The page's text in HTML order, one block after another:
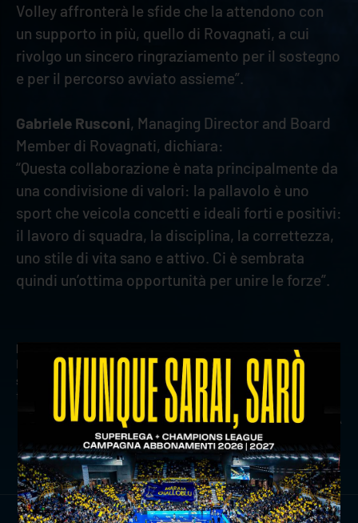
Volley affronterà le sfide che la attendono con
un supporto in più, quello di Rovagnati, a cui
rivolgo un sincero ringraziamento per il sostegno
e per il percorso avviato assieme”.
Gabriele Rusconi, Managing Director and Board
Member di Rovagnati, dichiara:
“Questa collaborazione è nata principalmente da
una condivisione di valori: la pallavolo è uno
sport che veicola concetti e ideali forti e positivi:
il lavoro di squadra, la disciplina, la correttezza,
uno stile di vita sano e attivo. Ci è sembrata
quindi un’ottima opportunità per unire le forze”.
precedente:
prisma taranto - rana verona
successivo: coach stoytchev presenta gioiella prisma
taranto-rana verona
news prima squadra